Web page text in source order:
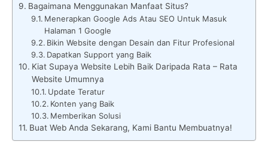
Bagaimana Menggunakan Manfaat Situs?
Menerapkan Google Ads Atau SEO Untuk Masuk
Halaman 1 Google
Bikin Website dengan Desain dan Fitur Profesional
Dapatkan Support yang Baik
Kiat Supaya Website Lebih Baik Daripada Rata – Rata
Website Umumnya
Update Teratur
Konten yang Baik
Memberikan Solusi
Buat Web Anda Sekarang, Kami Bantu Membuatnya!